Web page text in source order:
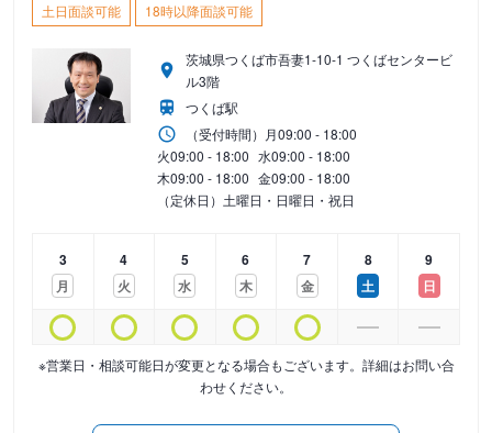
土日面談可能 18時以降面談可能
茨城県つくば市吾妻1-10-1 つくばセンタービ
ル3階
つくば駅
（受付時間） 月09:00 - 18:00
火09:00 - 18:00 水09:00 - 18:00
木09:00 - 18:00 金09:00 - 18:00
（定休日）土曜日・日曜日・祝日
3
月
4
火
5
水
6
木
7
金
8
土
9
日
※営業日・相談可能日が変更となる場合もございます。詳細はお問い合
わせください。